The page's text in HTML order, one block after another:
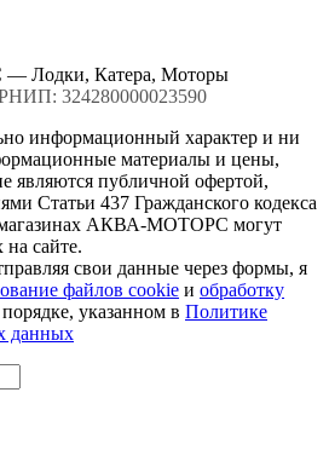
Лодки, Катера, Моторы
324280000023590
информационный характер и ни
материалы и цены,
являются публичной офертой,
Статьи 437 Гражданского кодекса
АКВА-МОТОРС могут
на сайте.
свои данные через формы, я
файлов cookie и обработку
указанном в Политике
данных